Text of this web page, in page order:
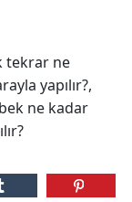
tekrar ne
yapılır?,
ne kadar